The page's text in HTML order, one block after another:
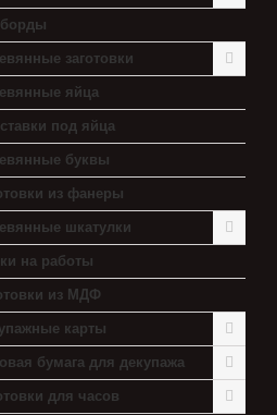
заготовки
яйца
под яйца
буквы
из фанеры
шкатулки
на работы
из МДФ
карты
бумага для декупажа
для часов